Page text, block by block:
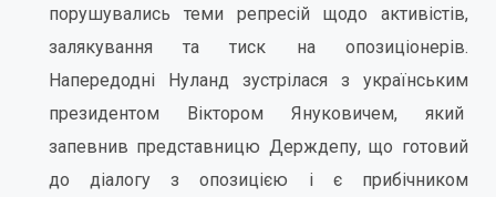
порушувались теми репресій щодо активістів,
залякування та тиск на опозиціонерів.
Напередодні Нуланд зустрілася з українським
президентом Віктором Януковичем, який
запевнив представницю Держдепу, що готовий
до діалогу з опозицією і є прибічником